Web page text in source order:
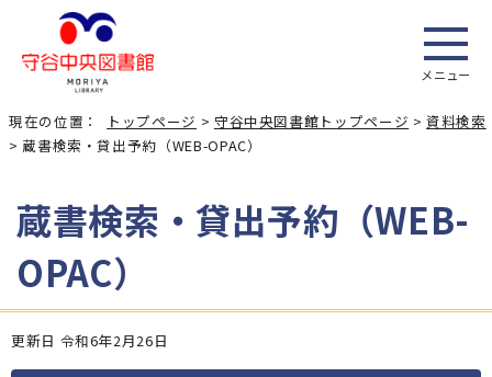
メニュー
現在の位置： トップページ > 守谷中央図書館トップページ >資料検索
> 蔵書検索・貸出予約（WEB-OPAC）
蔵書検索・貸出予約（WEB-
OPAC）
更新日 令和6年2月26日